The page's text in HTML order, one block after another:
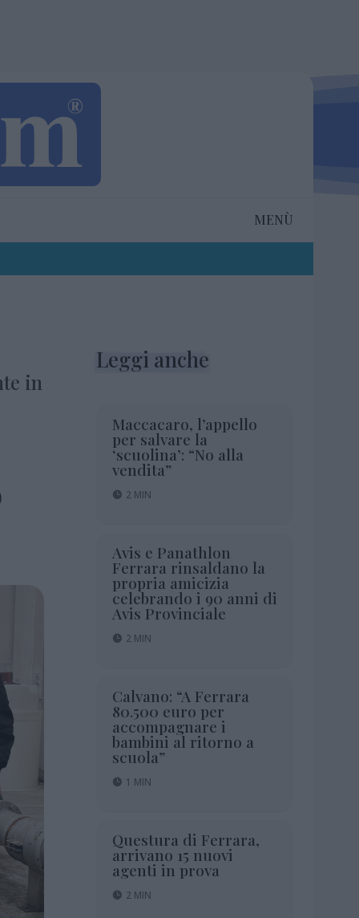
MENÙ
in
Leggi anche
Maccacaro, l’appello
per salvare la
‘scuolina’: “No alla
vendita”
2 MIN
Avis e Panathlon
Ferrara rinsaldano la
propria amicizia
celebrando i 90 anni di
Avis Provinciale
2 MIN
Calvano: “A Ferrara
80.500 euro per
accompagnare i
bambini al ritorno a
scuola”
1 MIN
Questura di Ferrara,
arrivano 15 nuovi
agenti in prova
2 MIN